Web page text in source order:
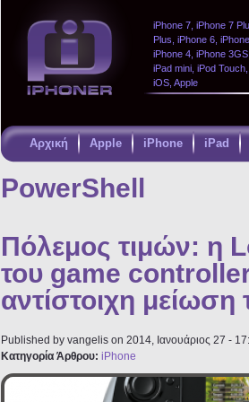
iPhone 7, iPhone 7
Plus, iPhone 6,
iPhone 4, iPhone
iPad mini, iPod
iOS, Apple
Αρχική Apple iPhone iPad
Παράκαμψη
κυρίως
PowerShell
Πόλεμος τιμών: η
του game
αντίστοιχη
Published by vangelis on 2014, Ιανουάριος 27 -
Κατηγορία Άρθρου: iPhone